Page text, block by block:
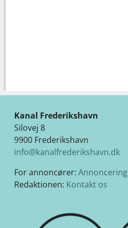
Kanal Frederikshavn
Silovej 8
9900 Frederikshavn
info@kanalfrederikshavn.dk
For annoncører: Annoncering
Redaktionen: Kontakt os